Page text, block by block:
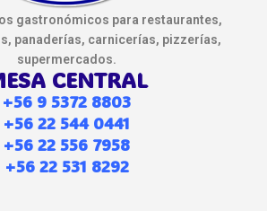
gastronómicos para restaurantes,
panaderías, carnicerías, pizzerías,
supermercados.
CENTRAL
+56 9 5372 8803
+56 22 544 0441
+56 22 556 7958
+56 22 531 8292